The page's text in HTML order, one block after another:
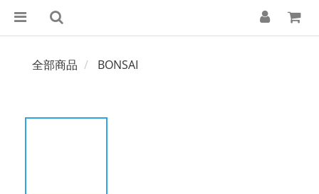
全部商品 BONSAI